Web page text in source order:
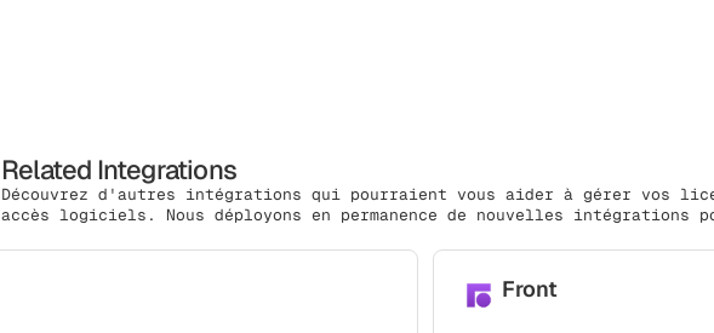
Related Integrations
Découvrez d'autres intégrations qui pourraient vous aider à gérer vos
accès logiciels. Nous déployons en permanence de nouvelles intégrations
Front